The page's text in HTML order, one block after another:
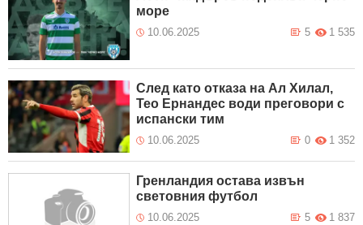
море
10.06.2025 1 535
5
След като отказа на Ал Хилал,
Тео Ернандес води преговори с
испански тим
10.06.2025 1 352
0
Гренландия остава извън
световния футбол
10.06.2025 1 837
5